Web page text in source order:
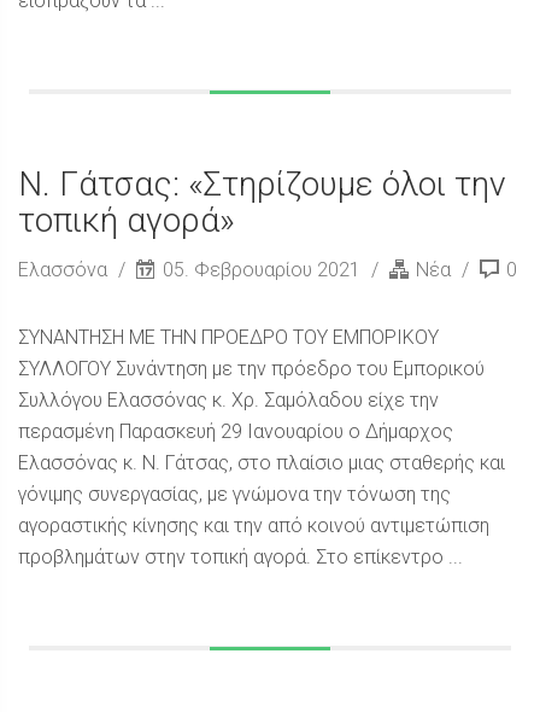
Ν. Γάτσας: «Στηρίζουμε όλοι την
τοπική αγορά»
Ελασσόνα 05. Φεβρουαρίου 2021 Νέα 0
ΣΥΝΑΝΤΗΣΗ ΜΕ ΤΗΝ ΠΡΟΕΔΡΟ ΤΟΥ ΕΜΠΟΡΙΚΟΥ
ΣΥΛΛΟΓΟΥ Συνάντηση με την πρόεδρο του Εμπορικού
Συλλόγου Ελασσόνας κ. Χρ. Σαμόλαδου είχε την
περασμένη Παρασκευή 29 Ιανουαρίου ο Δήμαρχος
Ελασσόνας κ. Ν. Γάτσας, στο πλαίσιο μιας σταθερής και
γόνιμης συνεργασίας, με γνώμονα την τόνωση της
αγοραστικής κίνησης και την από κοινού αντιμετώπιση
προβλημάτων στην τοπική αγορά. Στο επίκεντρο ...